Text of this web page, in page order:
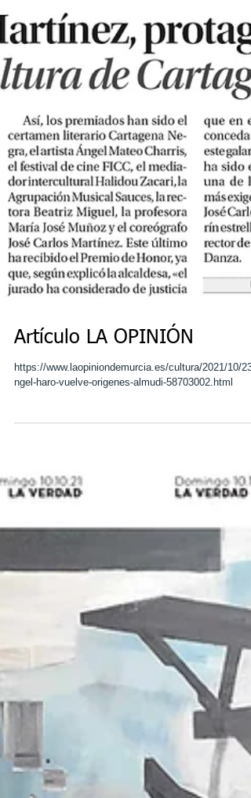
Artículo LA OPINIÓN
ngel-haro-vuelve-origenes-almudi-58703002.html